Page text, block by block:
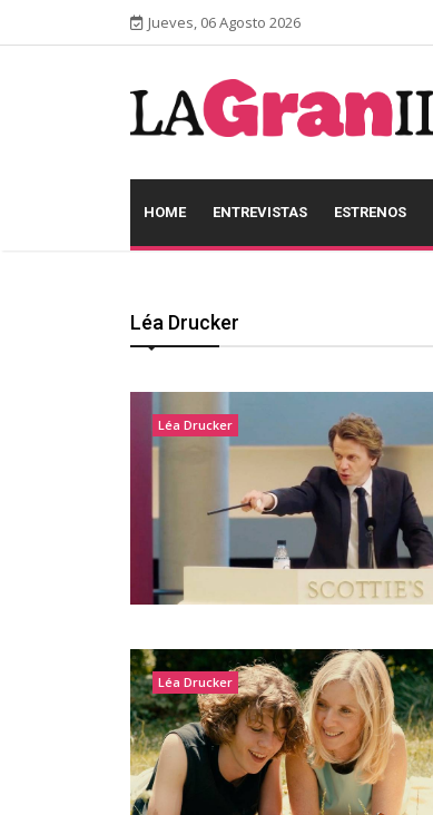
Jueves, 06 Agosto 2026
HOME ENTREVISTAS ESTRENOS
Léa Drucker
Léa Drucker
Léa Drucker